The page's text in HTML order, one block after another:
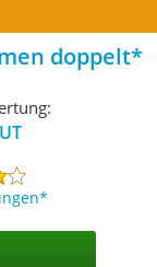
doppelt